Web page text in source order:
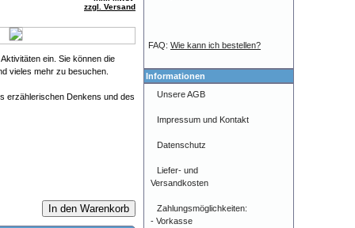
zzgl. Versand
ein. Sie können die
vieles mehr zu besuchen.
erzählerischen Denkens und des
In den Warenkorb
FAQ: Wie kann ich bestellen?
Informationen
Unsere AGB
Impressum und Kontakt
Datenschutz
Liefer- und
Versandkosten
Zahlungsmöglichkeiten:
- Vorkasse